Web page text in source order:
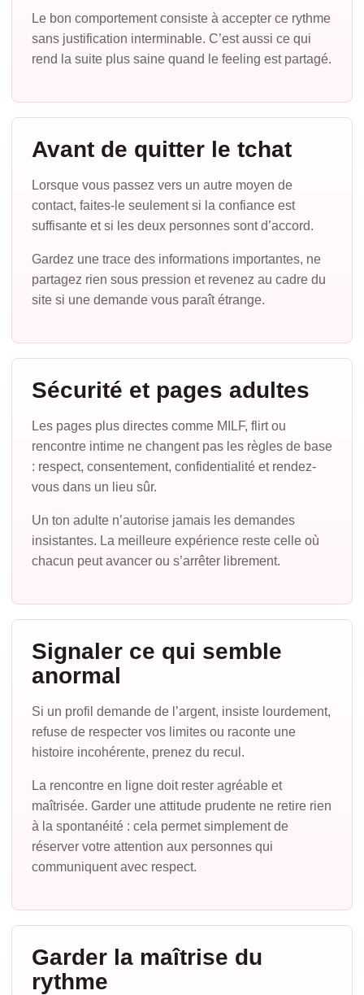
Le bon comportement consiste à accepter ce rythme
sans justification interminable. C’est aussi ce qui
rend la suite plus saine quand le feeling est partagé.
Avant de quitter le tchat
Lorsque vous passez vers un autre moyen de
contact, faites-le seulement si la confiance est
suffisante et si les deux personnes sont d’accord.
Gardez une trace des informations importantes, ne
partagez rien sous pression et revenez au cadre du
site si une demande vous paraît étrange.
Sécurité et pages adultes
Les pages plus directes comme MILF, flirt ou
rencontre intime ne changent pas les règles de base
: respect, consentement, confidentialité et rendez-
vous dans un lieu sûr.
Un ton adulte n’autorise jamais les demandes
insistantes. La meilleure expérience reste celle où
chacun peut avancer ou s’arrêter librement.
Signaler ce qui semble
anormal
Si un profil demande de l’argent, insiste lourdement,
refuse de respecter vos limites ou raconte une
histoire incohérente, prenez du recul.
La rencontre en ligne doit rester agréable et
maîtrisée. Garder une attitude prudente ne retire rien
à la spontanéité : cela permet simplement de
réserver votre attention aux personnes qui
communiquent avec respect.
Garder la maîtrise du
rythme